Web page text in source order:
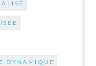
DYNAMIQUE